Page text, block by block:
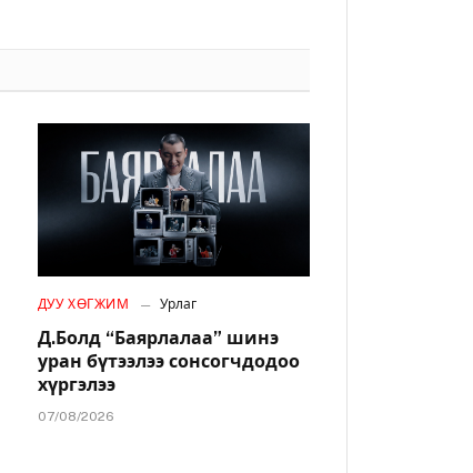
ДУУ ХӨГЖИМ Урлаг
Д.Болд “Баярлалаа” шинэ
уран бүтээлээ сонсогчдодоо
хүргэлээ
07/08/2026